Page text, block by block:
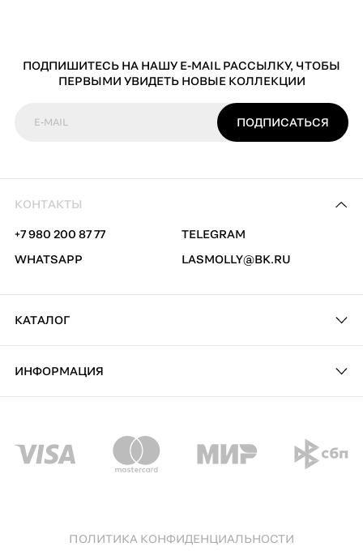
ПОДПИШИТЕСЬ НА НАШУ E-MAIL РАССЫЛКУ, ЧТОБЫ
ПЕРВЫМИ УВИДЕТЬ НОВЫЕ КОЛЛЕКЦИИ
E-MAIL ПОДПИСАТЬСЯ
КОНТАКТЫ
+7 980 200 87 77
TELEGRAM
WHATSAPP
LASMOLLY@BK.RU
КАТАЛОГ
ИНФОРМАЦИЯ
ПОЛИТИКА КОНФИДЕНЦИАЛЬНОСТИ